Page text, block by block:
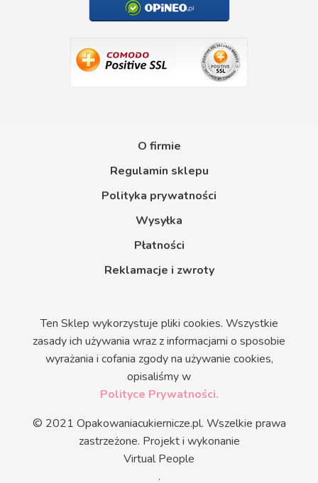
O firmie
Regulamin sklepu
Polityka prywatności
Wysyłka
Płatności
Reklamacje i zwroty
Ten Sklep wykorzystuje pliki cookies. Wszystkie
zasady ich używania wraz z informacjami o sposobie
wyrażania i cofania zgody na używanie cookies,
opisaliśmy w
Polityce Prywatności.
© 2021 Opakowaniacukiernicze.pl. Wszelkie prawa
zastrzeżone. Projekt i wykonanie
Virtual People
.